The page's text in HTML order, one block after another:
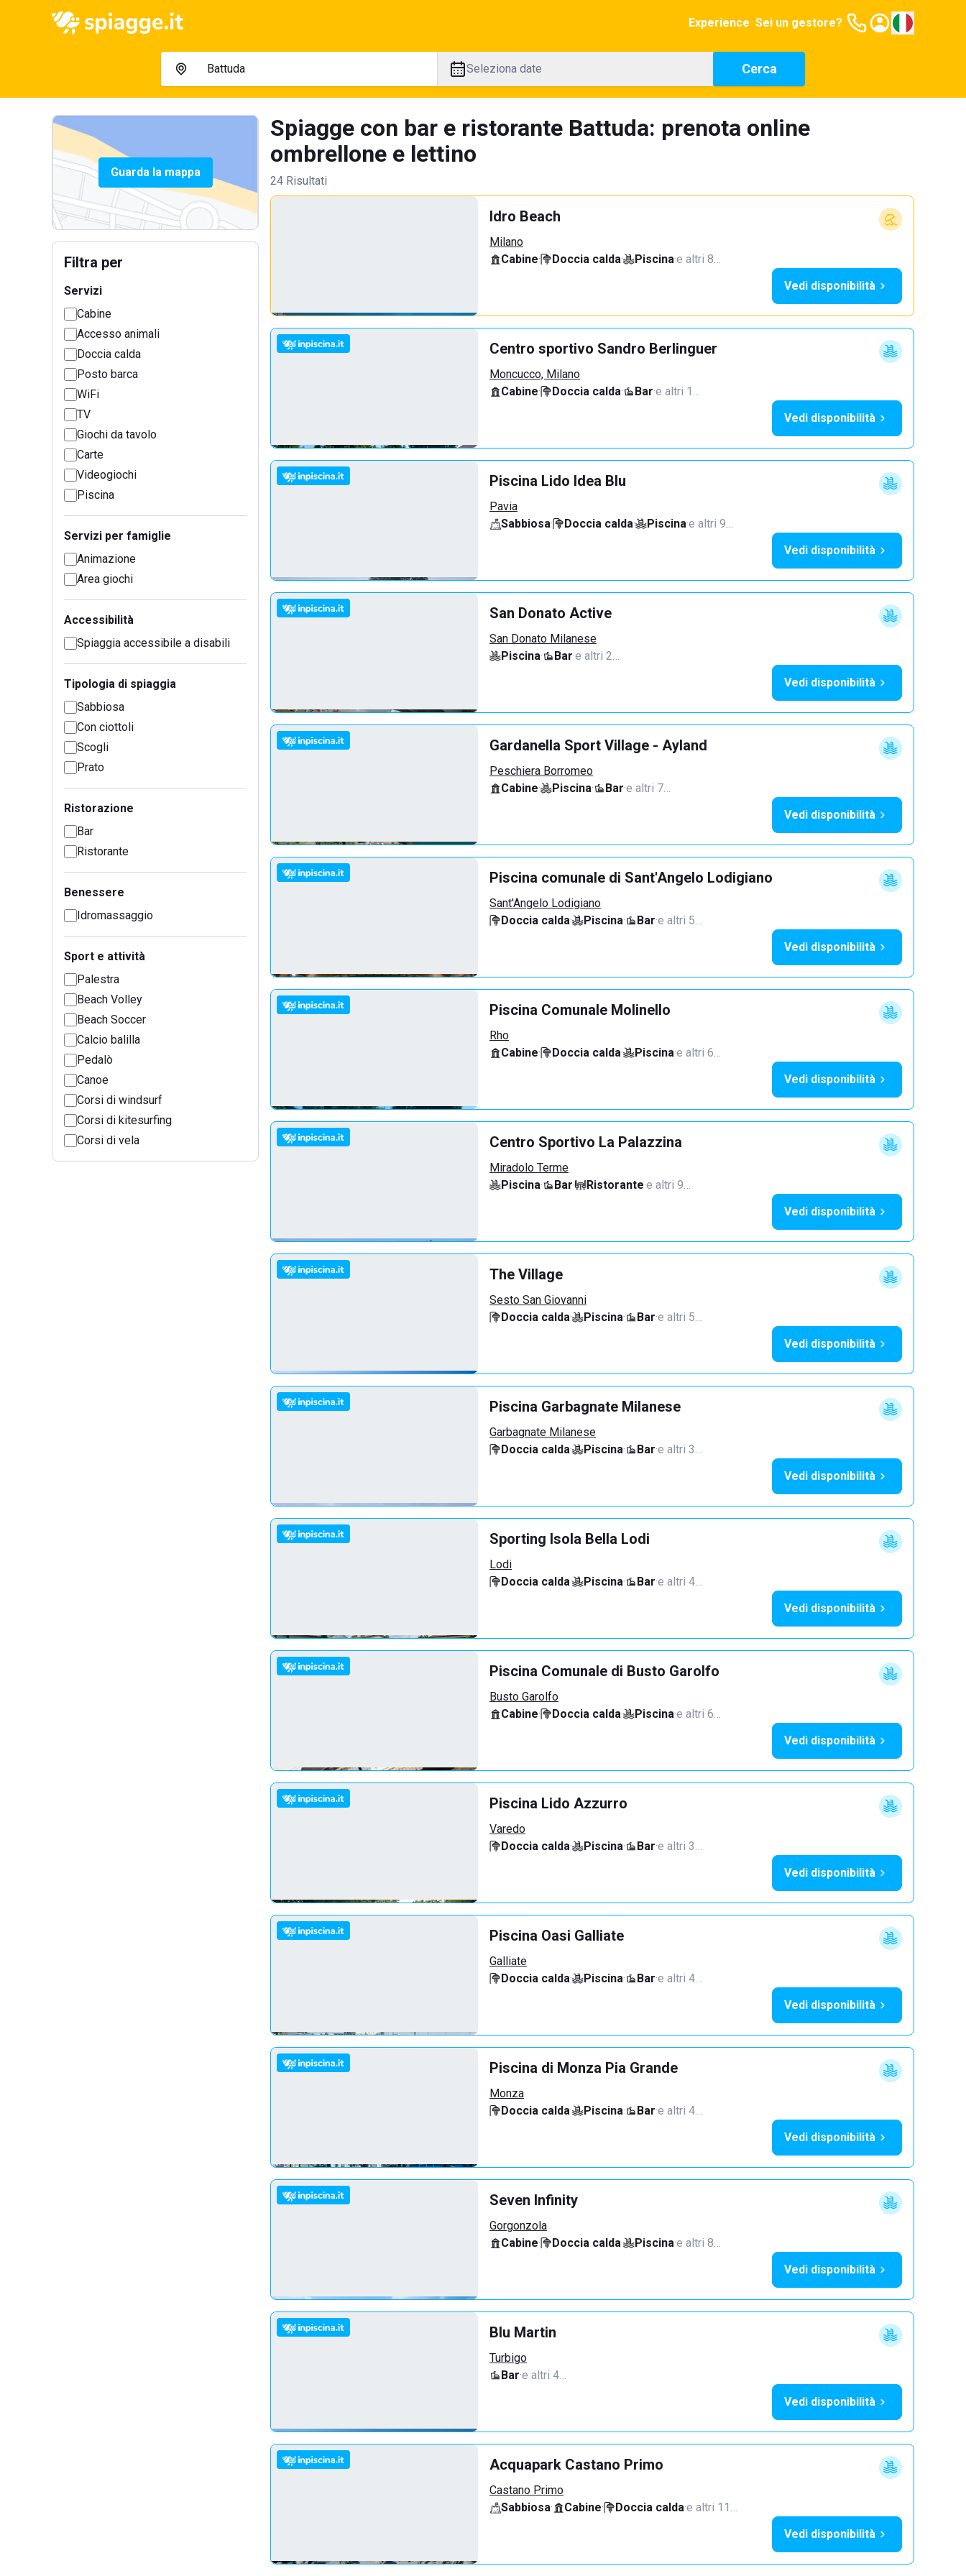
Experience Sei un gestore?
Seleziona date Cerca
Guarda la mappa
Filtra per
Servizi
Cabine
Accesso animali
Doccia calda
Posto barca
WiFi
TV
Giochi da tavolo
Carte
Videogiochi
Piscina
Servizi per famiglie
Animazione
Area giochi
Accessibilità
Spiaggia accessibile a disabili
Tipologia di spiaggia
Sabbiosa
Con ciottoli
Scogli
Prato
Ristorazione
Bar
Ristorante
Benessere
Idromassaggio
Sport e attività
Palestra
Beach Volley
Beach Soccer
Calcio balilla
Pedalò
Canoe
Corsi di windsurf
Corsi di kitesurfing
Corsi di vela
Spiagge con bar e ristorante Battuda: prenota online
ombrellone e lettino
24 Risultati
Idro Beach
Milano
Cabine· Doccia calda· Piscina·e altri 8…
Vedi disponibilità
Centro sportivo Sandro Berlinguer
Moncucco, Milano
Cabine· Doccia calda· Bar·e altri 1…
Vedi disponibilità
Piscina Lido Idea Blu
Pavia
Sabbiosa· Doccia calda· Piscina·e altri 9…
Vedi disponibilità
San Donato Active
San Donato Milanese
Piscina· Bar·e altri 2…
Vedi disponibilità
Gardanella Sport Village - Ayland
Peschiera Borromeo
Cabine· Piscina· Bar·e altri 7…
Vedi disponibilità
Piscina comunale di Sant'Angelo Lodigiano
Sant'Angelo Lodigiano
Doccia calda· Piscina· Bar·e altri 5…
Vedi disponibilità
Piscina Comunale Molinello
Rho
Cabine· Doccia calda· Piscina·e altri 6…
Vedi disponibilità
Centro Sportivo La Palazzina
Miradolo Terme
Piscina· Bar· Ristorante·e altri 9…
Vedi disponibilità
The Village
Sesto San Giovanni
Doccia calda· Piscina· Bar·e altri 5…
Vedi disponibilità
Piscina Garbagnate Milanese
Garbagnate Milanese
Doccia calda· Piscina· Bar·e altri 3…
Vedi disponibilità
Sporting Isola Bella Lodi
Lodi
Doccia calda· Piscina· Bar·e altri 4…
Vedi disponibilità
Piscina Comunale di Busto Garolfo
Busto Garolfo
Cabine· Doccia calda· Piscina·e altri 6…
Vedi disponibilità
Piscina Lido Azzurro
Varedo
Doccia calda· Piscina· Bar·e altri 3…
Vedi disponibilità
Piscina Oasi Galliate
Galliate
Doccia calda· Piscina· Bar·e altri 4…
Vedi disponibilità
Piscina di Monza Pia Grande
Monza
Doccia calda· Piscina· Bar·e altri 4…
Vedi disponibilità
Seven Infinity
Gorgonzola
Cabine· Doccia calda· Piscina·e altri 8…
Vedi disponibilità
Blu Martin
Turbigo
Bar·e altri 4…
Vedi disponibilità
Acquapark Castano Primo
Castano Primo
Sabbiosa· Cabine· Doccia calda·e altri 11…
Vedi disponibilità